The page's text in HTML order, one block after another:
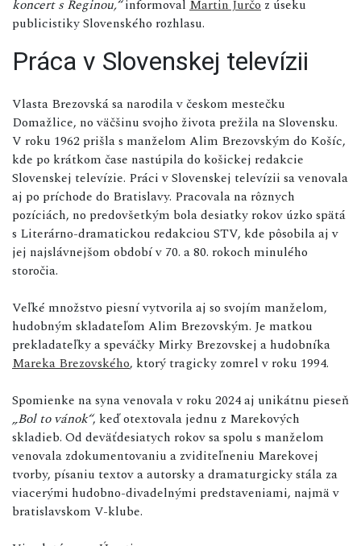
koncert s Reginou,“informoval Martin Jurčo z úseku
publicistiky Slovenského rozhlasu.
Práca v Slovenskej televízii
Vlasta Brezovská sa narodila v českom mestečku
Domažlice, no väčšinu svojho života prežila na Slovensku.
V roku 1962 prišla s manželom Alim Brezovským do Košíc,
kde po krátkom čase nastúpila do košickej redakcie
Slovenskej televízie. Práci v Slovenskej televízii sa venovala
aj po príchode do Bratislavy. Pracovala na rôznych
pozíciách, no predovšetkým bola desiatky rokov úzko spätá
s Literárno-dramatickou redakciou STV, kde pôsobila aj v
jej najslávnejšom období v 70. a 80. rokoch minulého
storočia.
Veľké množstvo piesní vytvorila aj so svojím manželom,
hudobným skladateľom Alim Brezovským. Je matkou
prekladateľky a speváčky Mirky Brezovskej a hudobníka
Mareka Brezovského, ktorý tragicky zomrel v roku 1994.
Spomienke na syna venovala v roku 2024 aj unikátnu pieseň
„Bol to vánok“, keď otextovala jednu z Marekových
skladieb. Od deväťdesiatych rokov sa spolu s manželom
venovala zdokumentovaniu a zviditeľneniu Marekovej
tvorby, písaniu textov a autorsky a dramaturgicky stála za
viacerými hudobno-divadelnými predstaveniami, najmä v
bratislavskom V-klube.